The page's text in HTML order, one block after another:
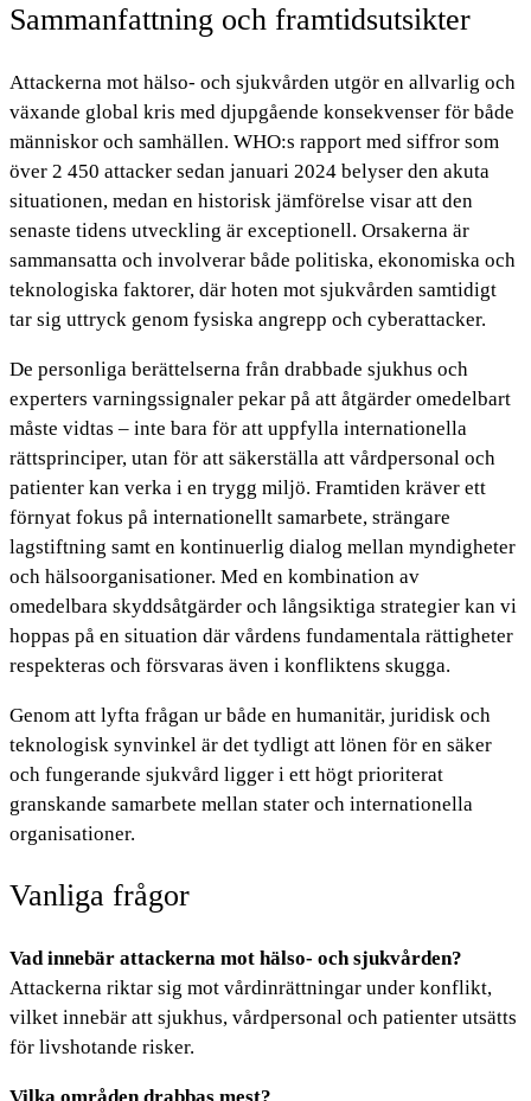
Sammanfattning och framtidsutsikter
Attackerna mot hälso- och sjukvården utgör en allvarlig och
växande global kris med djupgående konsekvenser för både
människor och samhällen. WHO:s rapport med siffror som
över 2 450 attacker sedan januari 2024 belyser den akuta
situationen, medan en historisk jämförelse visar att den
senaste tidens utveckling är exceptionell. Orsakerna är
sammansatta och involverar både politiska, ekonomiska och
teknologiska faktorer, där hoten mot sjukvården samtidigt
tar sig uttryck genom fysiska angrepp och cyberattacker.
De personliga berättelserna från drabbade sjukhus och
experters varningssignaler pekar på att åtgärder omedelbart
måste vidtas – inte bara för att uppfylla internationella
rättsprinciper, utan för att säkerställa att vårdpersonal och
patienter kan verka i en trygg miljö. Framtiden kräver ett
förnyat fokus på internationellt samarbete, strängare
lagstiftning samt en kontinuerlig dialog mellan myndigheter
och hälsoorganisationer. Med en kombination av
omedelbara skyddsåtgärder och långsiktiga strategier kan vi
hoppas på en situation där vårdens fundamentala rättigheter
respekteras och försvaras även i konfliktens skugga.
Genom att lyfta frågan ur både en humanitär, juridisk och
teknologisk synvinkel är det tydligt att lönen för en säker
och fungerande sjukvård ligger i ett högt prioriterat
granskande samarbete mellan stater och internationella
organisationer.
Vanliga frågor
Vad innebär attackerna mot hälso- och sjukvården?
Attackerna riktar sig mot vårdinrättningar under konflikt,
vilket innebär att sjukhus, vårdpersonal och patienter utsätts
för livshotande risker.